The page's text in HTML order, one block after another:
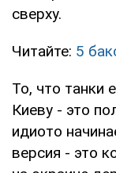
сверху.
Читайте: 5
То, что танки
Киеву - это
идиото
версия - это